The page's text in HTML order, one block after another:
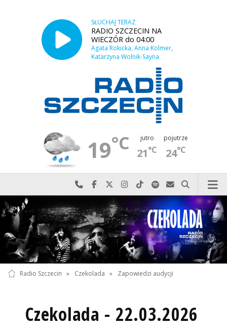
SŁUCHAJ TERAZ
RADIO SZCZECIN NA
WIECZÓR do 04:00
Agata Rokicka, Anna Kolmer,
Katarzyna Wolnik-Sayna
19°C jutro
21°C
pojutrze
24°C
Najlepiej po prostu do nas zadzwoń
Odwiedź nas na Facebook-u
Odwiedź nas na X
Odwiedź nas na Instagram-ie
Odwiedź nas na TikTok-u
Szukaj nas na Spotify
Wyślij do nas
Szukaj
Radio Szczecin » Czekolada » Zapowiedzi audycji
Czekolada - 22.03.2026